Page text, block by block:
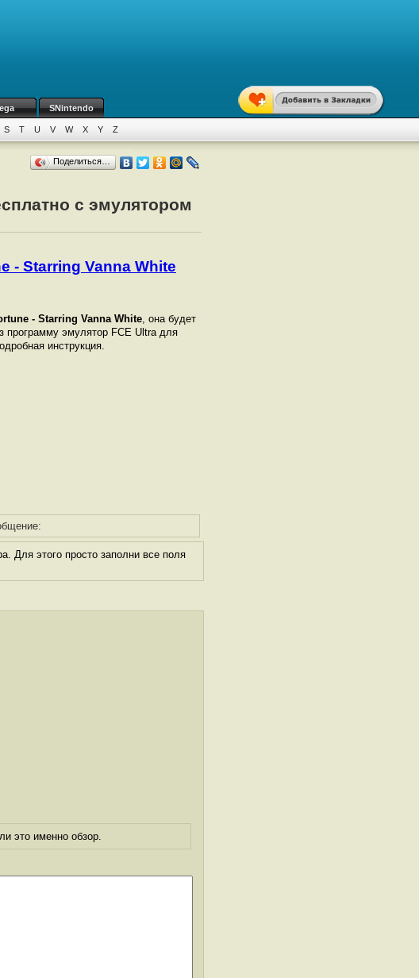
SNintendo
S T U V W X Y Z
Поделиться…
с эмулятором
- Starring Vanna White
- Starring Vanna White, она будет
программу эмулятор FCE Ultra для
инструкция.
Для этого просто заполни все поля
это именно обзор.